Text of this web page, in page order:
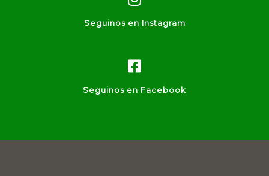
Seguinos en Instagram
Seguinos en Facebook